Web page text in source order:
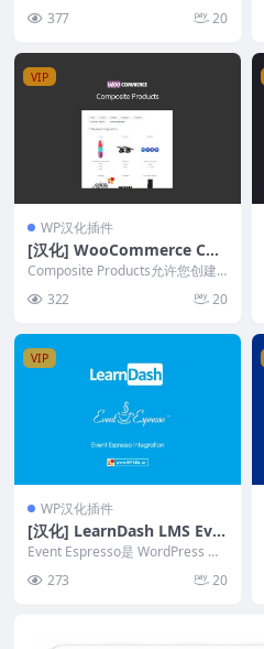
377 20
VIP
WP汉化插件
[汉化] WooCommerce Co
mposite Products v8.7.5
复合产品配置插件
Composite Products允许您创建
个库...
322 20
VIP
WP汉化插件
[汉化] LearnDash LMS Eve
nt Espresso Integration v
1.1.0
Event Espresso是 WordPress 的
273 20